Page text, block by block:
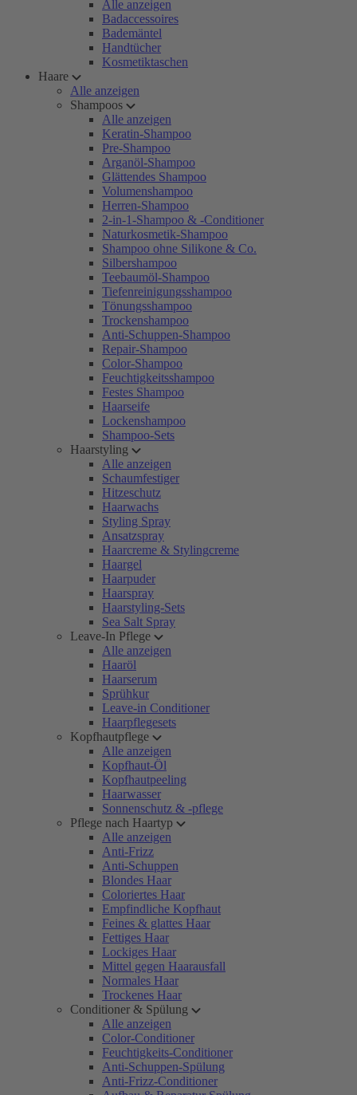
Alle anzeigen
Badaccessoires
Bademäntel
Handtücher
Kosmetiktaschen
Haare
Alle anzeigen
Shampoos
Alle anzeigen
Keratin-Shampoo
Pre-Shampoo
Arganöl-Shampoo
Glättendes Shampoo
Volumenshampoo
Herren-Shampoo
2-in-1-Shampoo & -Conditioner
Naturkosmetik-Shampoo
Shampoo ohne Silikone & Co.
Silbershampoo
Teebaumöl-Shampoo
Tiefenreinigungsshampoo
Tönungsshampoo
Trockenshampoo
Anti-Schuppen-Shampoo
Repair-Shampoo
Color-Shampoo
Feuchtigkeitsshampoo
Festes Shampoo
Haarseife
Lockenshampoo
Shampoo-Sets
Haarstyling
Alle anzeigen
Schaumfestiger
Hitzeschutz
Haarwachs
Styling Spray
Ansatzspray
Haarcreme & Stylingcreme
Haargel
Haarpuder
Haarspray
Haarstyling-Sets
Sea Salt Spray
Leave-In Pflege
Alle anzeigen
Haaröl
Haarserum
Sprühkur
Leave-in Conditioner
Haarpflegesets
Kopfhautpflege
Alle anzeigen
Kopfhaut-Öl
Kopfhautpeeling
Haarwasser
Sonnenschutz & -pflege
Pflege nach Haartyp
Alle anzeigen
Anti-Frizz
Anti-Schuppen
Blondes Haar
Coloriertes Haar
Empfindliche Kopfhaut
Feines & glattes Haar
Fettiges Haar
Lockiges Haar
Mittel gegen Haarausfall
Normales Haar
Trockenes Haar
Conditioner & Spülung
Alle anzeigen
Color-Conditioner
Feuchtigkeits-Conditioner
Anti-Schuppen-Spülung
Anti-Frizz-Conditioner